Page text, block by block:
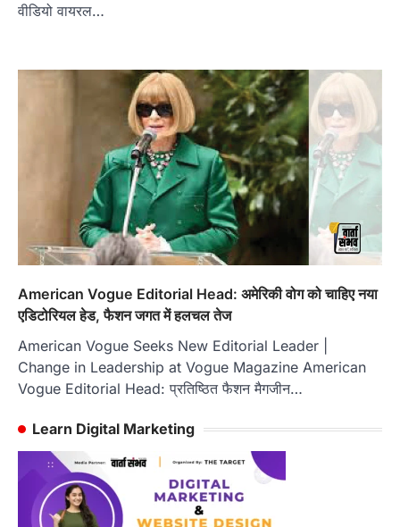
वीडियो वायरल…
American Vogue Editorial Head: अमेरिकी वोग को चाहिए नया
एडिटोरियल हेड, फैशन जगत में हलचल तेज
American Vogue Seeks New Editorial Leader |
Change in Leadership at Vogue Magazine American
Vogue Editorial Head: प्रतिष्ठित फैशन मैगजीन…
Learn Digital Marketing